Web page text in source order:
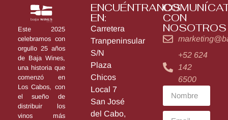
Este 2025
celebramos con
orgullo 25 años
de Baja Wines,
una historia que
comenzó en
Los Cabos, con
el sueño de
distribuir los
vinos más
ENCUÉNTRANOS
EN:
Carretera
Tranpeninsular
S/N
Plaza
Chicos
Local 7
San José
del Cabo,
CON
NOSOTROS
+52 624
142
6500